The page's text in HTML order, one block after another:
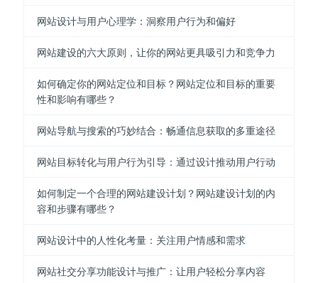
网站设计与用户心理学：洞察用户行为和偏好
网站建设的六大原则，让你的网站更具吸引力和竞争力
如何确定你的网站定位和目标？网站定位和目标的重要
性和影响有哪些？
网站导航与搜索的巧妙结合：畅通信息获取的多重途径
网站目标转化与用户行为引导：通过设计推动用户行动
如何制定一个合理的网站建设计划？网站建设计划的内
容和步骤有哪些？
网站设计中的人性化考量：关注用户情感和需求
网站社交分享功能设计与推广：让用户轻松分享内容